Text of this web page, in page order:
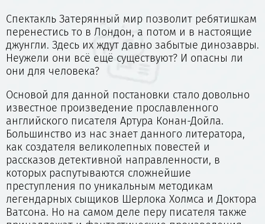
Спектакль Затерянный мир позволит ребятишкам
перенестись то в Лондон, а потом и в настоящие
джунгли. Здесь их ждут давно забытые динозавры.
Неужели они всё ещё существуют? И опасны ли
они для человека?
Основой для данной постановки стало довольно
известное произведение прославленного
английского писателя Артура Конан-Дойла.
Большинство из нас знает данного литератора,
как создателя великолепных повестей и
рассказов детективной направленности, в
которых распутываются сложнейшие
преступления по уникальным методикам
легендарных сыщиков Шерлока Холмса и Доктора
Ватсона. Но на самом деле перу писателя также